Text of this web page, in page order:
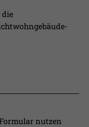
die
nutzen